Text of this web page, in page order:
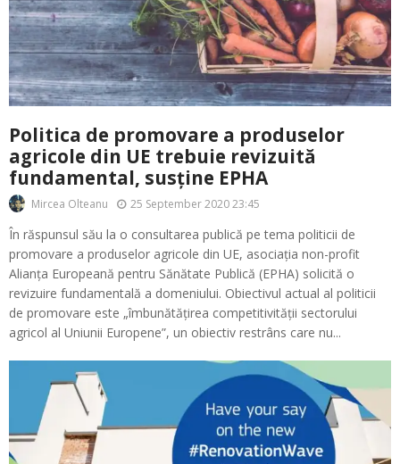
Politica de promovare a produselor
agricole din UE trebuie revizuită
fundamental, susține EPHA
Mircea Olteanu 25 September 2020 23:45
În răspunsul său la o consultarea publică pe tema politicii de
promovare a produselor agricole din UE, asociația non-profit
Alianța Europeană pentru Sănătate Publică (EPHA) solicită o
revizuire fundamentală a domeniului. Obiectivul actual al politicii
de promovare este „îmbunătățirea competitivității sectorului
agricol al Uniunii Europene”, un obiectiv restrâns care nu...